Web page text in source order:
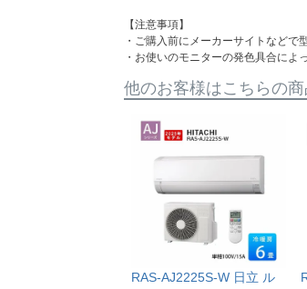
【注意事項】
・ご購入前にメーカーサイトなどで
・お使いのモニターの発色具合によ
他のお客様はこちらの
RAS-AJ2225S-W 日立 ル